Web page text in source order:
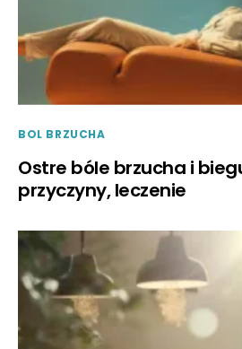
BOL BRZUCHA
Ostre bóle brzucha i
przyczyny, leczenie